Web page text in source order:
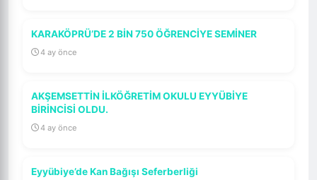
KARAKÖPRÜ’DE 2 BİN 750 ÖĞRENCİYE SEMİNER
4 ay önce
AKŞEMSETTİN İLKÖĞRETİM OKULU EYYÜBİYE
BİRİNCİSİ OLDU.
4 ay önce
Eyyübiye’de Kan Bağışı Seferberliği